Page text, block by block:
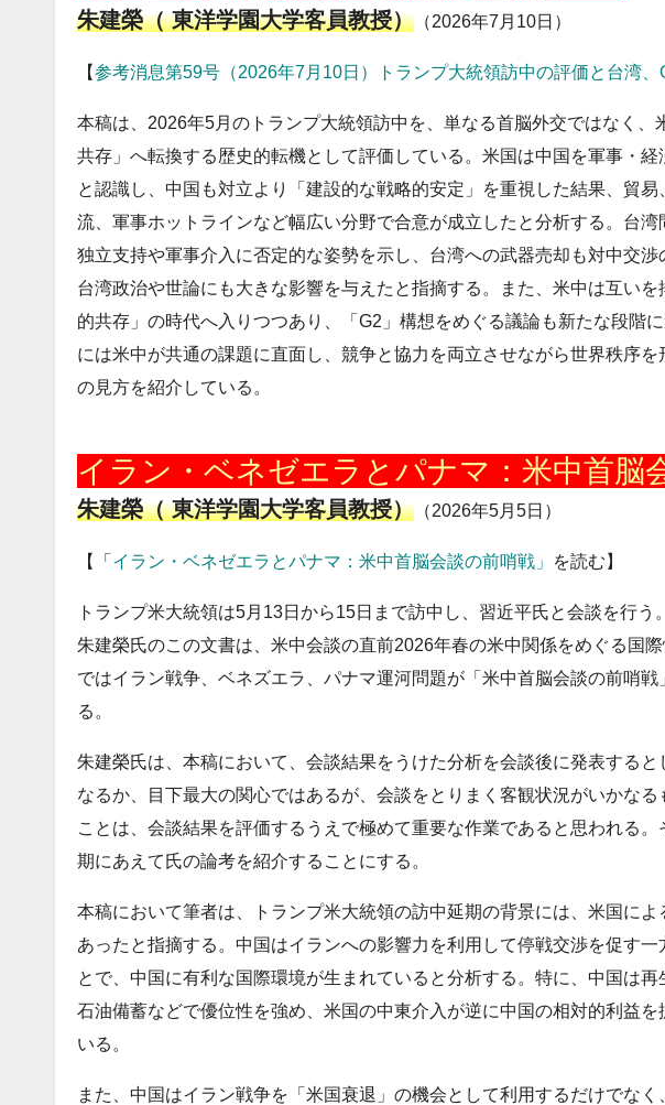
朱建榮（ 東洋学園大学客員教授） （2026年7月10日）
【参考消息第59号（2026年7月10日）トランプ大統領訪中の評価と台湾、
本稿は、2026年5月のトランプ大統領訪中を、単なる首脳外交ではなく、
共存」へ転換する歴史的転機として評価している。米国は中国を軍事・
と認識し、中国も対立より「建設的な戦略的安定」を重視した結果、貿
流、軍事ホットラインなど幅広い分野で合意が成立したと分析する。台
独立支持や軍事介入に否定的な姿勢を示し、台湾への武器売却も対中交渉
台湾政治や世論にも大きな影響を与えたと指摘する。また、米中は互い
的共存」の時代へ入りつつあり、「G2」構想をめぐる議論も新たな段階
には米中が共通の課題に直面し、競争と協力を両立させながら世界秩序
の見方を紹介している。
イラン・ベネゼエラとパナマ：米中首脳
朱建榮（ 東洋学園大学客員教授） （2026年5月5日）
【「 イラン・ベネゼエラとパナマ：米中首脳会談の前哨戦」 を読む】
トランプ米大統領は5月13日から15日まで訪中し、習近平氏と会談を行う。
朱建榮氏のこの文書は、米中会談の直前2026年春の米中関係をめぐる国
ではイラン戦争、ベネズエラ、パナマ運河問題が「米中首脳会談の前哨
る。
朱建榮氏は、本稿において、会談結果をうけた分析を会談後に発表する
なるか、目下最大の関心ではあるが、会談をとりまく客観状況がいかなる
ことは、会談結果を評価するうえで極めて重要な作業であると思われる
期にあえて氏の論考を紹介することにする。
本稿において筆者は、トランプ米大統領の訪中延期の背景には、米国に
あったと指摘する。中国はイランへの影響力を利用して停戦交渉を促す一
とで、中国に有利な国際環境が生まれていると分析する。特に、中国は再
石油備蓄などで優位性を強め、米国の中東介入が逆に中国の相対的利益
いる。
また、中国はイラン戦争を「米国衰退」の機会として利用するだけでな